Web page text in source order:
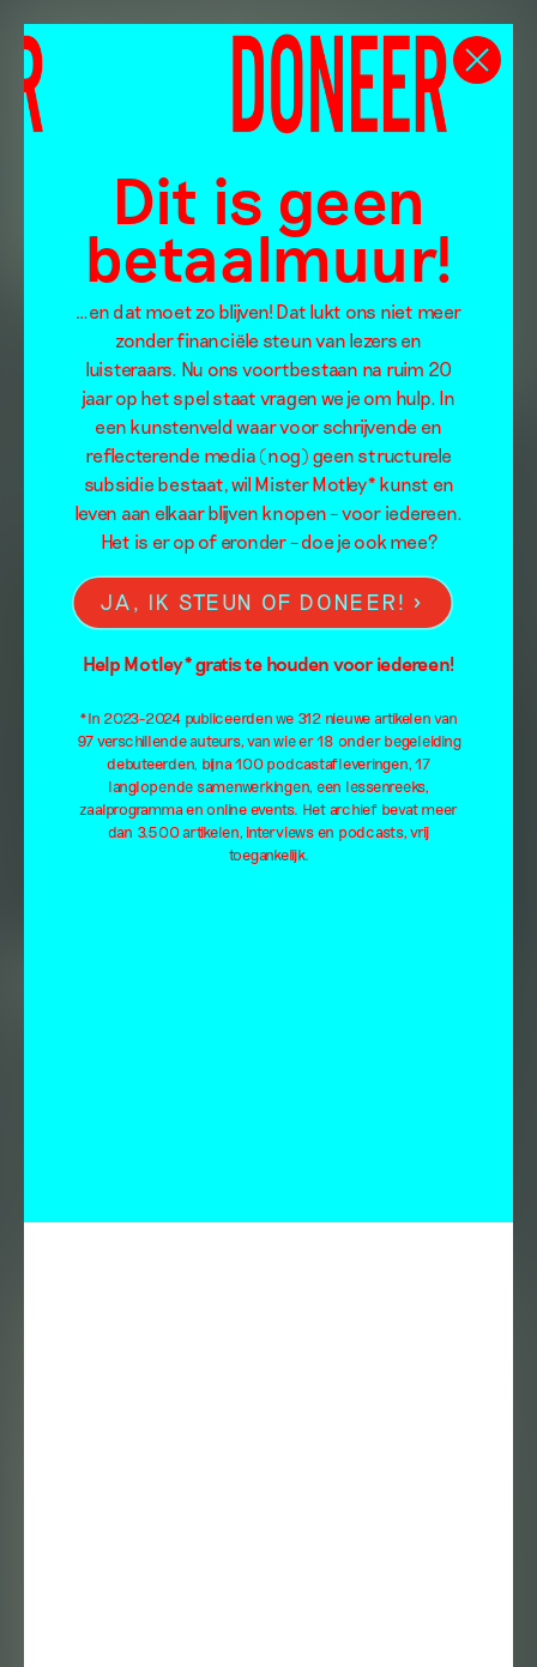
Dit is geen
betaalmuur!
…en dat moet zo blijven! Dat lukt ons niet meer
zonder financiële steun van lezers en
luisteraars. Nu ons voortbestaan na ruim 20
jaar op het spel staat vragen we je om hulp. In
een kunstenveld waar voor schrijvende en
reflecterende media (nog) geen structurele
subsidie bestaat, wil Mister Motley* kunst en
leven aan elkaar blijven knopen – voor iedereen.
Het is er op of eronder – doe je ook mee?
JA, IK STEUN OF DONEER!
Help Motley* gratis te houden voor iedereen!
*In 2023-2024 publiceerden we 312 nieuwe artikelen van
97 verschillende auteurs, van wie er 18 onder begeleiding
debuteerden, bijna 100 podcastafleveringen, 17
langlopende samenwerkingen, een lessenreeks,
zaalprogramma en online events. Het archief bevat meer
dan 3.500 artikelen, interviews en podcasts, vrij
toegankelijk.